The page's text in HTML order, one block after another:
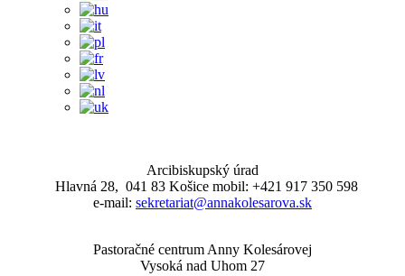
Arcibiskupský úrad
Hlavná 28, 041 83 Košice mobil: +421 917 350 598
e-mail: sekretariat@annakolesarova.sk
Pastoračné centrum Anny Kolesárovej
Vysoká nad Uhom 27